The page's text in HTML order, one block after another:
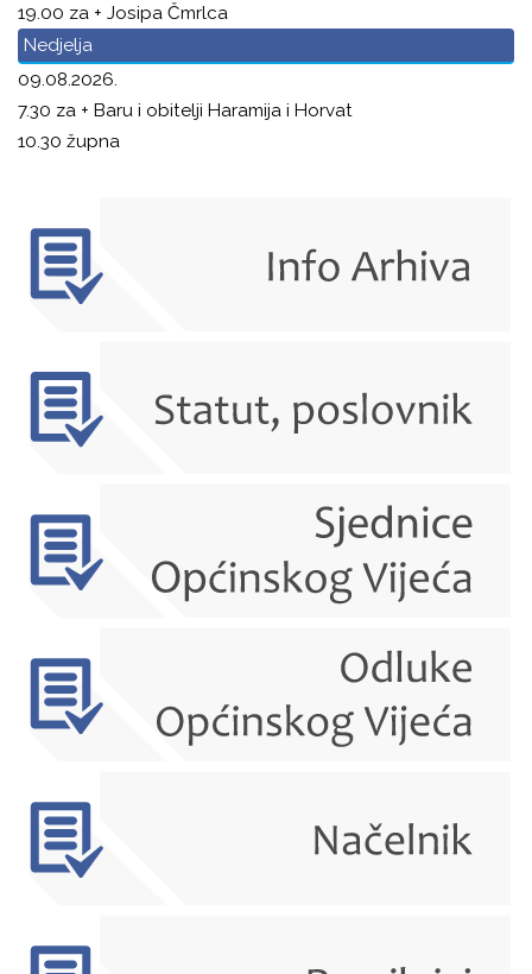
19.00 za + Josipa Čmrlca
Nedjelja
09.08.2026.
7.30 za + Baru i obitelji Haramija i Horvat
10.30 župna